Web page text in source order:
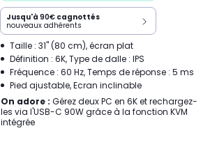
Jusqu'à 90€ cagnottés
nouveaux adhérents
Taille : 31" (80 cm), écran plat
Définition : 6K, Type de dalle : IPS
Fréquence : 60 Hz, Temps de réponse : 5 ms
Pied ajustable, Ecran inclinable
On adore : Gérez deux PC en 6K et rechargez-
les via l'USB-C 90W grâce à la fonction KVM
intégrée